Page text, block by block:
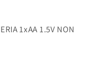
1xAA 1.5V NON